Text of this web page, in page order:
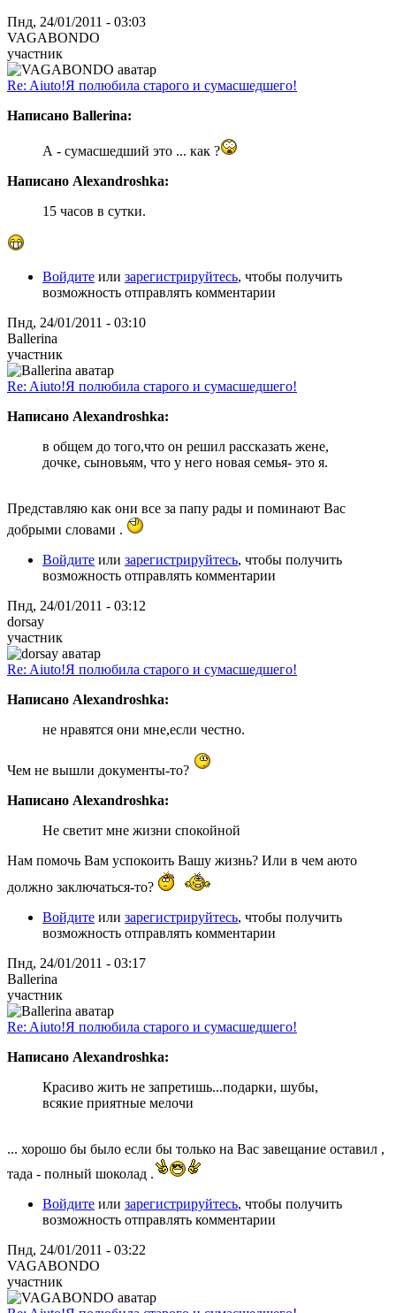
Пнд, 24/01/2011 - 03:03
VAGABONDO
участник
Re: Aiuto!Я полюбила старого и сумасшедшего!
Написано Ballerina:
А - сумасшедший это ... как ?
Написано Alexandroshka:
15 часов в сутки.
Войдите или зарегистрируйтесь, чтобы получить
возможность отправлять комментарии
Пнд, 24/01/2011 - 03:10
Ballerina
участник
Re: Aiuto!Я полюбила старого и сумасшедшего!
Написано Alexandroshka:
в общем до того,что он решил рассказать жене,
дочке, сыновьям, что у него новая семья- это я.
Представляю как они все за папу рады и поминают Вас
добрыми словами .
Войдите или зарегистрируйтесь, чтобы получить
возможность отправлять комментарии
Пнд, 24/01/2011 - 03:12
dorsay
участник
Re: Aiuto!Я полюбила старого и сумасшедшего!
Написано Alexandroshka:
не нравятся они мне,если честно.
Чем не вышли документы-то?
Написано Alexandroshka:
Не светит мне жизни спокойной
Нам помочь Вам успокоить Вашу жизнь? Или в чем аюто
должно заключаться-то?
Войдите или зарегистрируйтесь, чтобы получить
возможность отправлять комментарии
Пнд, 24/01/2011 - 03:17
Ballerina
участник
Re: Aiuto!Я полюбила старого и сумасшедшего!
Написано Alexandroshka:
Красиво жить не запретишь...подарки, шубы,
всякие приятные мелочи
... хорошо бы было если бы только на Вас завещание оставил ,
тада - полный шоколад .
Войдите или зарегистрируйтесь, чтобы получить
возможность отправлять комментарии
Пнд, 24/01/2011 - 03:22
VAGABONDO
участник